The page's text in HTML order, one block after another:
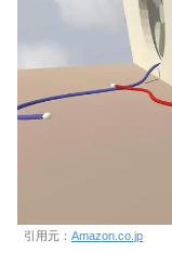
引用元： Amazon.co.jp